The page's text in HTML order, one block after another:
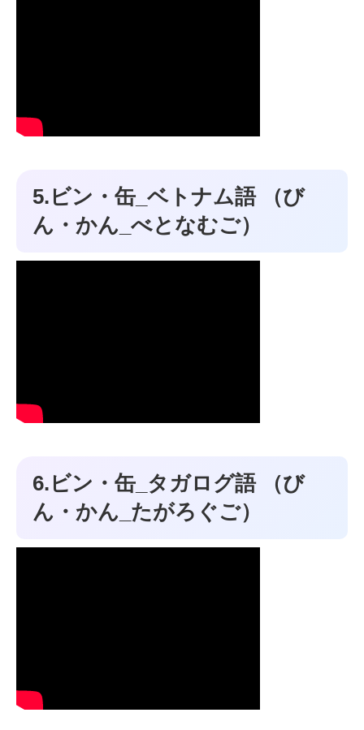
5.ビン・缶_ベトナム語 （び
ん・かん_べとなむご）
6.ビン・缶_タガログ語 （び
ん・かん_たがろぐご）